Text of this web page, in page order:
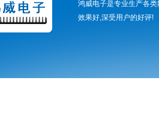
鸿威电子是专业生产各类
效果好,深受用户的好评!